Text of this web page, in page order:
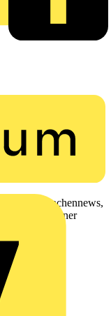
zu Branchennews,
– alles auf einer